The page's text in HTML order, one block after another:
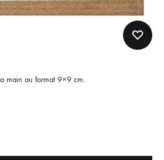
main au format 9×9 cm.